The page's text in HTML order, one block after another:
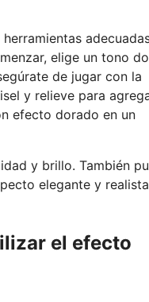
elige un tono
de jugar con la
y relieve para
efecto dorado en un
y brillo. También
elegante y
el efecto